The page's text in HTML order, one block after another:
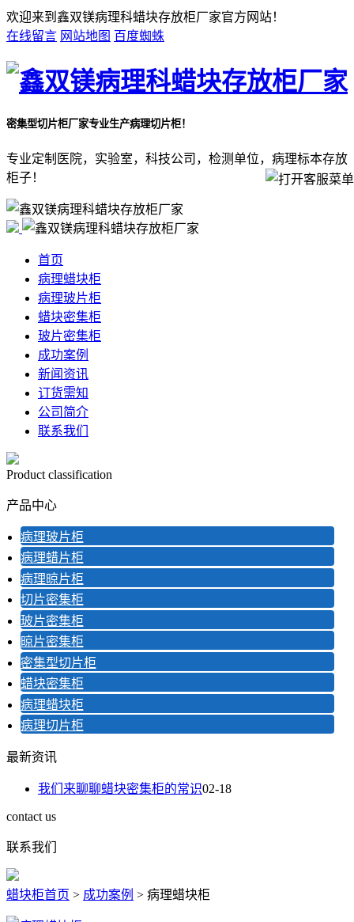
欢迎来到鑫双镁病理科蜡块存放柜厂家官方网站！
在线留言 网站地图 百度蜘蛛
密集型切片柜厂家专业生产病理切片柜！
专业定制医院，实验室，科技公司，检测单位，病理标本存放
柜子！
首页
病理蜡块柜
病理玻片柜
蜡块密集柜
玻片密集柜
成功案例
新闻资讯
订货需知
公司简介
联系我们
Product classification
产品中心
病理玻片柜
病理蜡片柜
病理晾片柜
切片密集柜
玻片密集柜
晾片密集柜
密集型切片柜
蜡块密集柜
病理蜡块柜
病理切片柜
最新资讯
我们来聊聊蜡块密集柜的常识02-18
contact us
联系我们
蜡块柜首页 > 成功案例 > 病理蜡块柜